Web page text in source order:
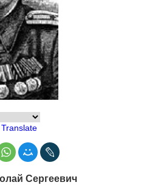
Translate
Сергеевич